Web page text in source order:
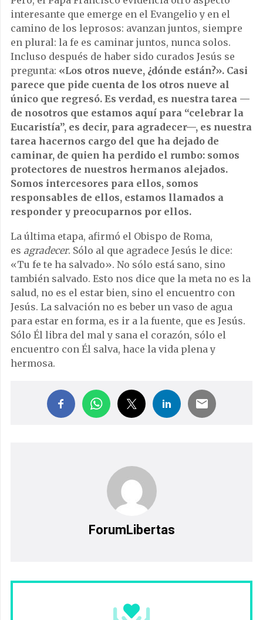
interesante que emerge en el Evangelio y en el
camino de los leprosos: avanzan juntos, siempre
en plural: la fe es caminar juntos, nunca solos.
Incluso después de haber sido curados Jesús se
pregunta: «Los otros nueve, ¿dónde están?». Casi
parece que pide cuenta de los otros nueve al
único que regresó. Es verdad, es nuestra tarea —
de nosotros que estamos aquí para “celebrar la
Eucaristía”, es decir, para agradecer—, es nuestra
tarea hacernos cargo del que ha dejado de
caminar, de quien ha perdido el rumbo: somos
protectores de nuestros hermanos alejados.
Somos intercesores para ellos, somos
responsables de ellos, estamos llamados a
responder y preocuparnos por ellos.
La última etapa, afirmó el Obispo de Roma,
es agradecer. Sólo al que agradece Jesús le dice:
«Tu fe te ha salvado». No sólo está sano, sino
también salvado. Esto nos dice que la meta no es la
salud, no es el estar bien, sino el encuentro con
Jesús. La salvación no es beber un vaso de agua
para estar en forma, es ir a la fuente, que es Jesús.
Sólo Él libra del mal y sana el corazón, sólo el
encuentro con Él salva, hace la vida plena y
hermosa.
ForumLibertas